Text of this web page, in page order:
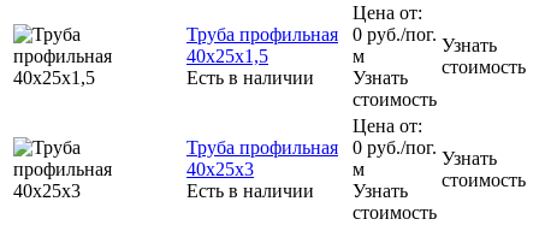
Труба профильная
40х25х1,5
Есть в наличии
Цена от:
0 руб./пог.
м
Узнать
стоимость
Узнать
стоимость
Труба профильная
40х25х3
Есть в наличии
Цена от:
0 руб./пог.
м
Узнать
стоимость
Узнать
стоимость